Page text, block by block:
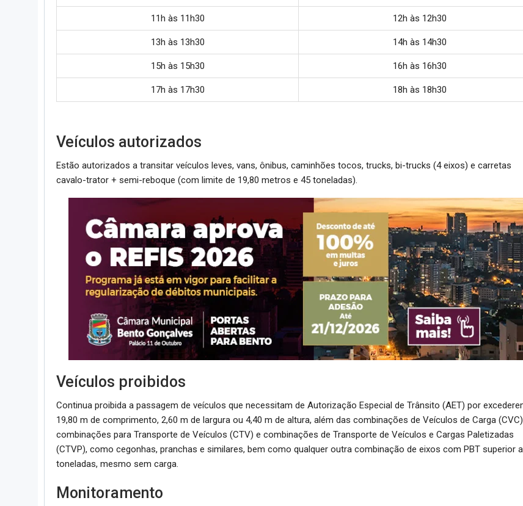
9h às 9h30 10h às 10h30
11h às 11h30 12h às 12h30
13h às 13h30 14h às 14h30
15h às 15h30 16h às 16h30
17h às 17h30 18h às 18h30
Estão autorizados a transitar veículos leves, vans, ônibus, caminhões tocos, trucks, bi-trucks (4 eixos) e carretas
Veículos proibidos
Continua proibida a passagem de veículos que necessitam de Autorização Especial de Trânsito (AET) por excederem
19,80 m de comprimento, 2,60 m de largura ou 4,40 m de altura, além das combinações de Veículos de Carga (CVC),
combinações para Transporte de Veículos (CTV) e combinações de Transporte de Veículos e Cargas Paletizadas
toneladas, mesmo sem carga.